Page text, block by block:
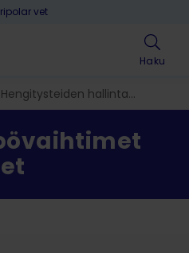
vet
Haku
Hengitysteiden hallinta​
suodattimet